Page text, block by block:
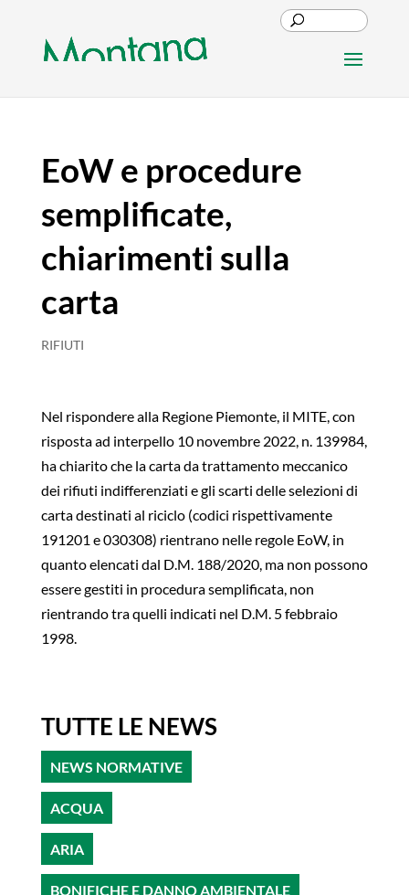
EoW e procedure
semplificate,
chiarimenti sulla
carta
RIFIUTI
Nel rispondere alla Regione Piemonte, il MITE, con
risposta ad interpello 10 novembre 2022, n. 139984,
ha chiarito che la carta da trattamento meccanico
dei rifiuti indifferenziati e gli scarti delle selezioni di
carta destinati al riciclo (codici rispettivamente
191201 e 030308) rientrano nelle regole EoW, in
quanto elencati dal D.M. 188/2020, ma non possono
essere gestiti in procedura semplificata, non
rientrando tra quelli indicati nel D.M. 5 febbraio
1998.
TUTTE LE NEWS
NEWS NORMATIVE
ACQUA
ARIA
BONIFICHE E DANNO AMBIENTALE